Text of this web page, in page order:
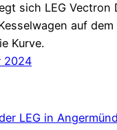
sich LEG Vectron
auf dem
Kurve.
2024